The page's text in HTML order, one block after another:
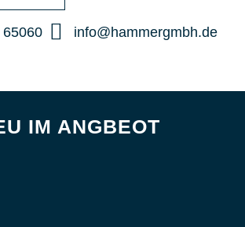
info@hammergmbh.de
IM ANGBEOT